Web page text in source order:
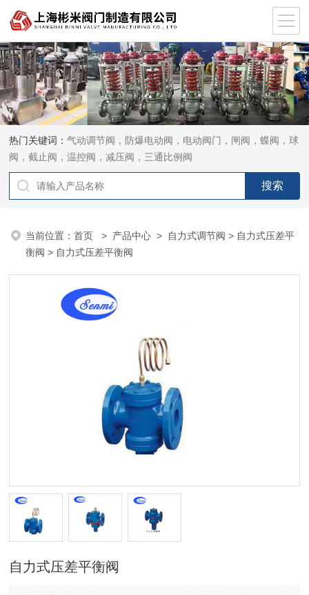
热门关键词：气动调节阀，防爆电动阀，电动阀门，闸阀，蝶阀，球
阀，截止阀，温控阀，减压阀，三通比例阀
当前位置：首页 > 产品中心 > 自力式调节阀 > 自力式压差平
衡阀 > 自力式压差平衡阀
自力式压差平衡阀